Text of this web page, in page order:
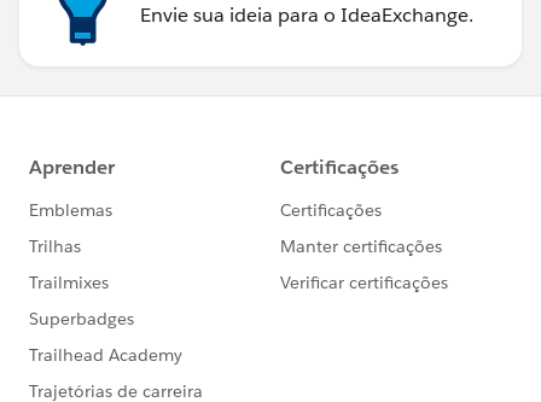
Envie sua ideia para o IdeaExchange.